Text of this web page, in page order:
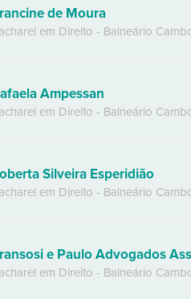
de Moura
em Direito - Balneário
Ampessan
em Direito - Balneário
Silveira Esperidião
em Direito - Balneário
e Paulo Advogados
em Direito - Balneário